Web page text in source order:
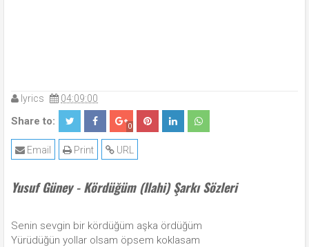
lyrics 04:09:00
Share to: 0
URL
Print
Email
Yusuf Güney - Kördüğüm (Ilahi) Şarkı Sözleri
Senin sevgin bir kördüğüm aşka ördüğüm
Yürüdüğün yollar olsam öpsem koklasam